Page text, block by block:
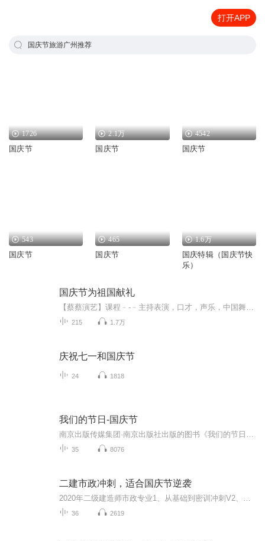
打开APP
国庆节旅游广州推荐
1726
国庆节
2.1万
国庆节
4542
国庆节
543
国庆节
465
国庆节
1.6万
国庆特辑（国庆节快
乐）
国庆节为祖国献礼
215 1.7万
庆祝七一和国庆节
24 1818
我们的节日-国庆节
35 8076
二建市政冲刺，适合国庆节逆袭
36 2619